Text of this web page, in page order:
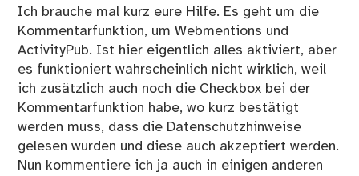
Ich brauche mal kurz eure Hilfe. Es geht um die
Kommentarfunktion, um Webmentions und
ActivityPub. Ist hier eigentlich alles aktiviert, aber
es funktioniert wahrscheinlich nicht wirklich, weil
ich zusätzlich auch noch die Checkbox bei der
Kommentarfunktion habe, wo kurz bestätigt
werden muss, dass die Datenschutzhinweise
gelesen wurden und diese auch akzeptiert werden.
Nun kommentiere ich ja auch in einigen anderen